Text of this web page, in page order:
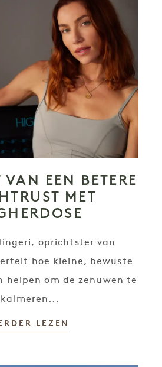
EEN BETERE
MET
oprichtster van
hoe kleine, bewuste
helpen om de zenuwen te
kalmeren...
LEZEN